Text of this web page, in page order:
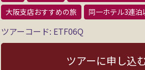
大阪支店おすすめの旅
同一ホテル3連泊
ツアーコード: ETF06Q
ツアーに申し込